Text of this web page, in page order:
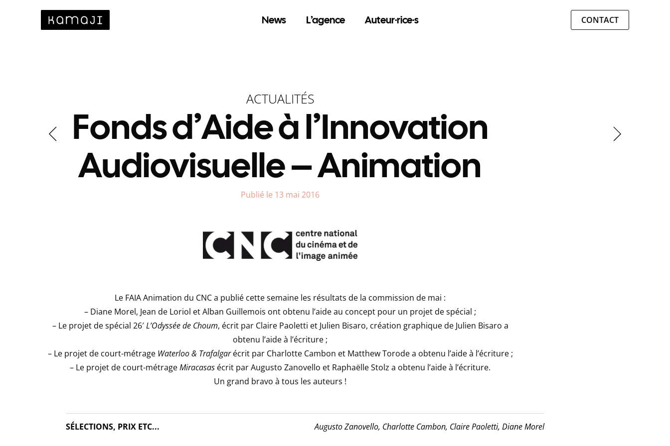
News L’agence Auteur·rice·s CONTACT
ACTUALITÉS
Fonds d’Aide à l’Innovation
Audiovisuelle – Animation
Publié le 13 mai 2016
Le FAIA Animation du CNC a publié cette semaine les résultats de la commission de mai :
– Diane Morel, Jean de Loriol et Alban Guillemois ont obtenu l’aide au concept pour un projet de spécial ;
– Le projet de spécial 26′L’Odyssée de Choum, écrit par Claire Paoletti et Julien Bisaro, création graphique de Julien Bisaro a
obtenu l’aide à l’écriture ;
– Le projet de court-métrage Waterloo & Trafalgarécrit par Charlotte Cambon et Matthew Torode a obtenu l’aide à l’écriture ;
– Le projet de court-métrageMiracasas écrit par Augusto Zanovello et Raphaëlle Stolz a obtenu l’aide à l’écriture.
Un grand bravo à tous les auteurs !
SÉLECTIONS, PRIX ETC... Augusto Zanovello, Charlotte Cambon, Claire Paoletti, Diane Morel